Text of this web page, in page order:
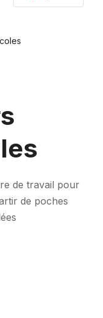
de travail pour
de poches